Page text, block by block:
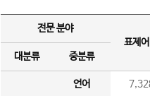
전문 분야
표제
대분류
중분류
언어